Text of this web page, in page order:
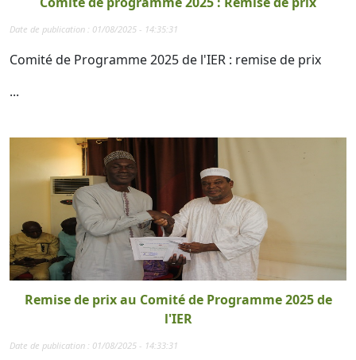
Date de publication : 01/08/2025 - 14:35:31
Comité de Programme 2025 de l'IER : remise de prix
...
Remise de prix au Comité de Programme 2025 de
l'IER
Date de publication : 01/08/2025 - 14:33:31